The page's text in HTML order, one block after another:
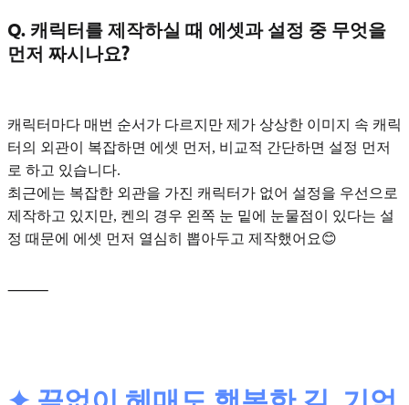
Q. 캐릭터를 제작하실 때 에셋과 설정 중 무엇을
먼저 짜시나요?
캐릭터마다 매번 순서가 다르지만 제가 상상한 이미지 속 캐릭
터의 외관이 복잡하면 에셋 먼저, 비교적 간단하면 설정 먼저
로 하고 있습니다.
최근에는 복잡한 외관을 가진 캐릭터가 없어 설정을 우선으로
제작하고 있지만, 켄의 경우 왼쪽 눈 밑에 눈물점이 있다는 설
정 때문에 에셋 먼저 열심히 뽑아두고 제작했어요😊
⸻